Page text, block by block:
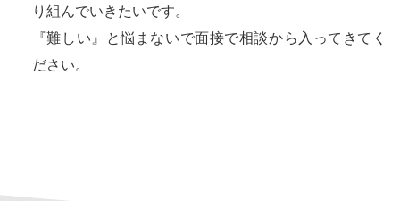
り組んでいきたいです。
『難しい』と悩まないで面接で相談から入ってきてく
ださい。